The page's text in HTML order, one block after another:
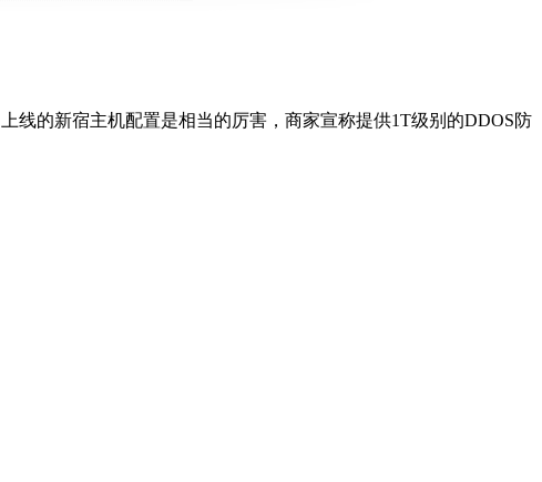
线的新宿主机配置是相当的厉害，商家宣称提供1T级别的DDOS防